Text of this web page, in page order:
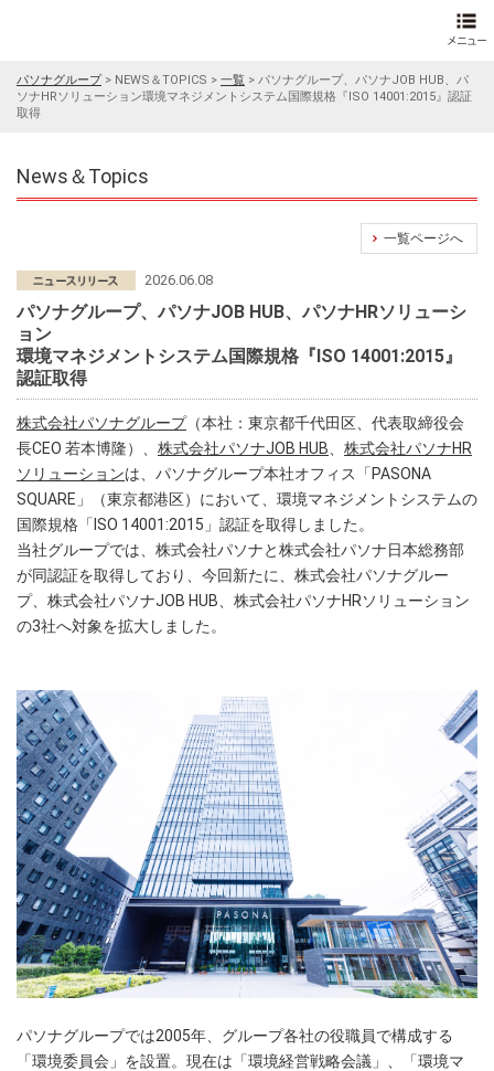
パソナグループ> NEWS＆TOPICS > 一覧 > パソナグループ、パソナJOB HUB、パ
ソナHRソリューション環境マネジメントシステム国際規格『ISO 14001:2015』認証
取得
News＆Topics
一覧ページへ
2026.06.08
パソナグループ、パソナJOB HUB、パソナHRソリューシ
ョン
環境マネジメントシステム国際規格『ISO 14001:2015』
認証取得
株式会社パソナグループ（本社：東京都千代田区、代表取締役会
長CEO 若本博隆）、 株式会社パソナJOB HUB
株式会社パソナHR
ソリューションは、パソナグループ本社オフィス「PASONA
SQUARE」（東京都港区）において、環境マネジメントシステムの
国際規格「ISO 14001:2015」認証を取得しました。
当社グループでは、株式会社パソナと株式会社パソナ日本総務部
が同認証を取得しており、今回新たに、株式会社パソナグルー
プ、株式会社パソナJOB HUB、株式会社パソナHRソリューション
の3社へ対象を拡大しました。
パソナグループでは2005年、グループ各社の役職員で構成する
「環境委員会」を設置。現在は「環境経営戦略会議」、「環境マ